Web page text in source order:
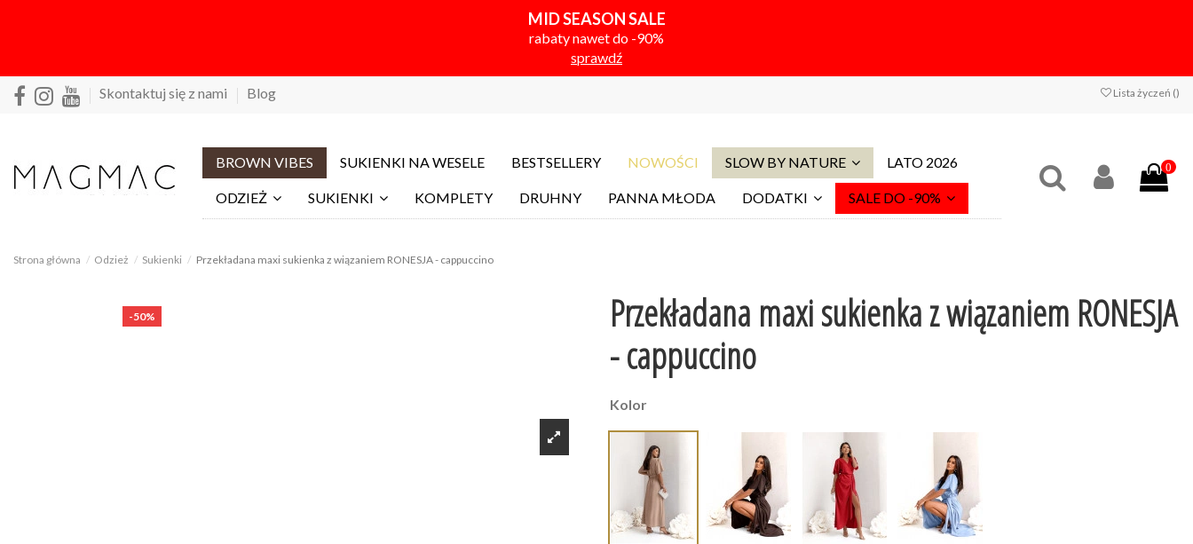
MID SEASON SALE
rabaty nawet do -90%
sprawdź
Skontaktuj się z nami Blog Lista życzeń ()
BROWN VIBES SUKIENKI NA WESELE BESTSELLERY NOWOŚCI SLOW BY NATURE LATO 2026
ODZIEŻ SUKIENKI KOMPLETY DRUHNY PANNA MŁODA DODATKI SALE DO -90%
0
Strona główna Odzież Sukienki Przekładana maxi sukienka z wiązaniem RONESJA - cappuccino
-50%
Przekładana maxi sukienka z wiązaniem RONESJA
- cappuccino
Kolor